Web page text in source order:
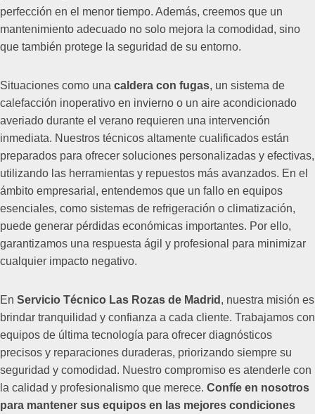
perfección en el menor tiempo. Además, creemos que un
mantenimiento adecuado no solo mejora la comodidad, sino
que también protege la seguridad de su entorno.
Situaciones como una caldera con fugas, un sistema de
calefacción inoperativo en invierno o un aire acondicionado
averiado durante el verano requieren una intervención
inmediata. Nuestros técnicos altamente cualificados están
preparados para ofrecer soluciones personalizadas y efectivas,
utilizando las herramientas y repuestos más avanzados. En el
ámbito empresarial, entendemos que un fallo en equipos
esenciales, como sistemas de refrigeración o climatización,
puede generar pérdidas económicas importantes. Por ello,
garantizamos una respuesta ágil y profesional para minimizar
cualquier impacto negativo.
En Servicio Técnico Las Rozas de Madrid , nuestra misión es
brindar tranquilidad y confianza a cada cliente. Trabajamos con
equipos de última tecnología para ofrecer diagnósticos
precisos y reparaciones duraderas, priorizando siempre su
seguridad y comodidad. Nuestro compromiso es atenderle con
la calidad y profesionalismo que merece. Confíe en nosotros
para mantener sus equipos en las mejores condiciones